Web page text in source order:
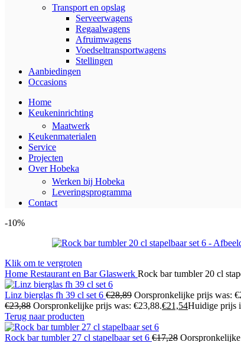
Transport en opslag
Serveerwagens
Regaalwagens
Afruimwagens
Voedseltransportwagens
Stellingen
Aanbiedingen
Occasions
Home
Keukeninrichting
Maatwerk
Keukenmaterialen
Service
Projecten
Over Hobeka
Werken bij Hobeka
Leveringsprogramma
Contact
-10%
Klik om te vergroten
Home Restaurant en BarGlaswerk Rock bar tumbler 20 cl
Linz bierglas fh 39 cl set 6 €28,89 Oorspronkelijke prijs was:
€23,88 Oorspronkelijke prijs was: €23,88.€21,54Huidige prijs
Terug naar producten
Rock bar tumbler 27 cl stapelbaar set 6 €17,28